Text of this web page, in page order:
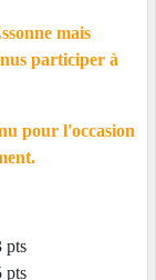
mais
participer à
pour l'occasion
pts
pts